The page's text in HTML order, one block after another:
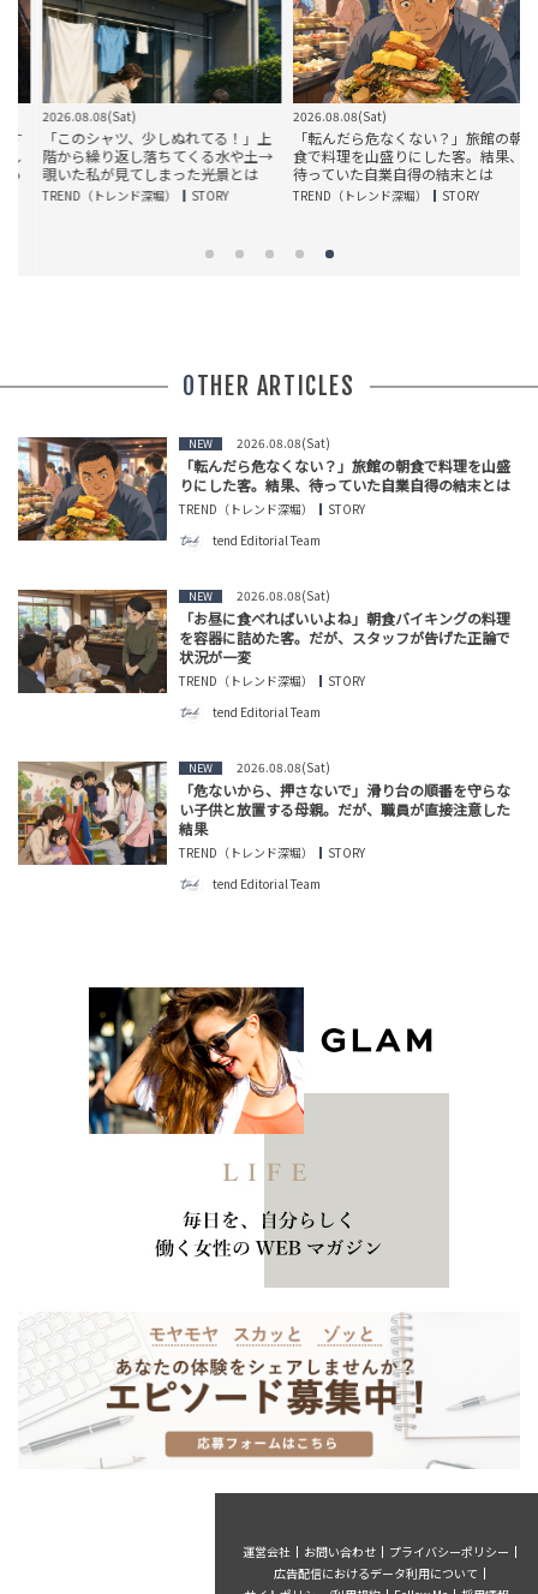
2026.08.08(Sat)
「このシャツ、少しぬれてる！」上
階から繰り返し落ちてくる水や土→
覗いた私が見てしまった光景とは
TREND（トレンド深堀） STORY
2026.08.08(Sat)
「転んだら危なくない？」旅館の朝
食で料理を山盛りにした客。結果、
待っていた自業自得の結末とは
TREND（トレンド深堀） STORY
OTHER ARTICLES
NEW 2026.08.08(Sat)
「転んだら危なくない？」旅館の朝食で料理を山盛
りにした客。結果、待っていた自業自得の結末とは
TREND（トレンド深堀）
STORY
tend Editorial Team
NEW 2026.08.08(Sat)
「お昼に食べればいいよね」朝食バイキングの料理
を容器に詰めた客。だが、スタッフが告げた正論で
状況が一変
TREND（トレンド深堀）
STORY
tend Editorial Team
NEW 2026.08.08(Sat)
「危ないから、押さないで」滑り台の順番を守らな
い子供と放置する母親。だが、職員が直接注意した
結果
TREND（トレンド深堀）
STORY
tend Editorial Team
運営会社 お問い合わせ
プライバシーポリシー
広告配信におけるデータ利用について